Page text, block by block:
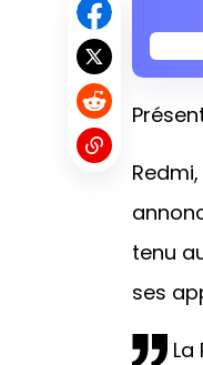
tenu
ses